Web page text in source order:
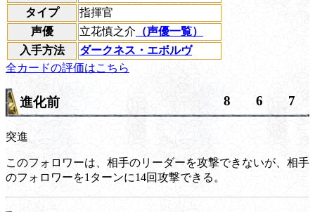
タイプ
指揮官
声優
立花慎之介 （声優一覧）
入手方法
ダークネス・エボルヴ
全カードの評価はこちら
進化前 8 6 7
突進
このフォロワーは、相手のリーダーを攻撃できないが、相手
のフォロワーを1ターンに14回攻撃できる。